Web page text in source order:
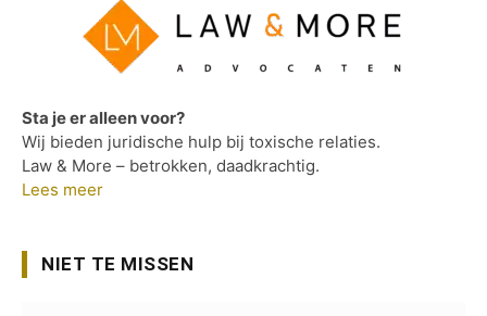
Sta je er alleen voor?
Wij bieden juridische hulp bij toxische relaties.
Law & More – betrokken, daadkrachtig.
Lees meer
NIET TE MISSEN